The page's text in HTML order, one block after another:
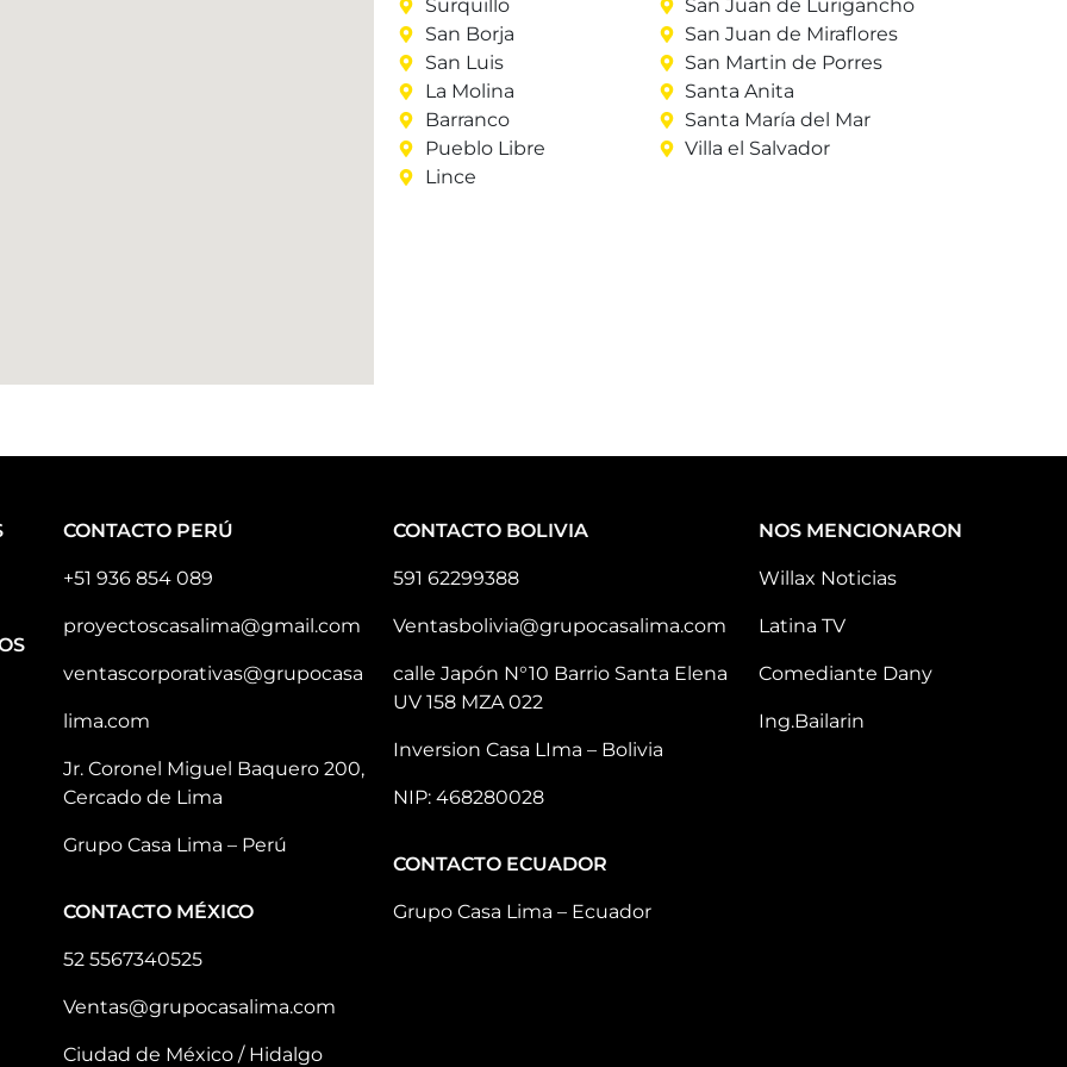
Surquillo
San Borja
San Luis
La Molina
Barranco
Pueblo Libre
Lince
San Juan de Lurigancho
San Juan de Miraflores
San Martin de Porres
Santa Anita
Santa María del Mar
Villa el Salvador
CONTACTO PERÚ
+51 936 854 089
proyectoscasalima@gmail.com
ventascorporativas@grupocasa
lima.com
Jr. Coronel Miguel Baquero 200,
Cercado de Lima
Grupo Casa Lima – Perú
CONTACTO MÉXICO
52 5567340525
Ventas@grupocasalima.com
Ciudad de México / Hidalgo
CONTACTO BOLIVIA
591 62299388
Ventasbolivia@grupocasalima.com
calle Japón N°10 Barrio Santa Elena
UV 158 MZA 022
Inversion Casa LIma – Bolivia
NIP: 468280028
CONTACTO ECUADOR
Grupo Casa Lima – Ecuador
NOS MENCIONARON
Willax Noticias
Latina TV
Comediante Dany
Ing.Bailarin